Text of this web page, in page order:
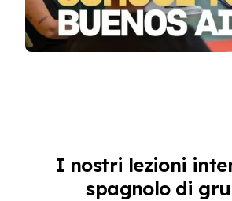
I nostri lezioni
spagnolo di